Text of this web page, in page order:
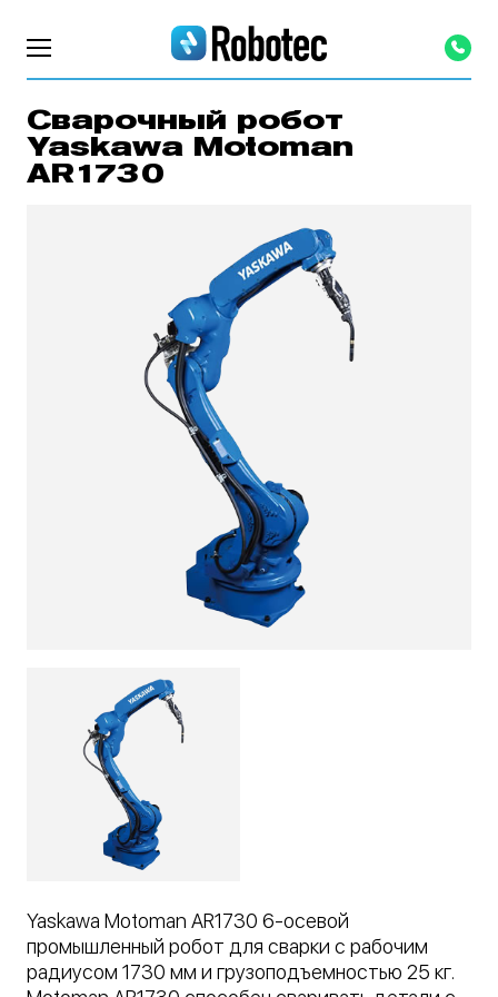
Сварочный робот
Yaskawa Motoman
AR1730
Yaskawa Motoman AR1730 6-осевой
промышленный робот для сварки с рабочим
радиусом 1730 мм и грузоподъемностью 25 кг.